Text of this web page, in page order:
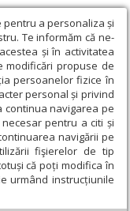
pentru a personaliza și
Te informăm că ne-
și în activitatea
modificări propuse de
persoanelor fizice în
personal și privind
continua navigarea pe
pentru a citi și
navigării pe
fişierelor de tip
că poți modifica în
urmând instrucțiunile
Poleni”, memorialul
uneşte